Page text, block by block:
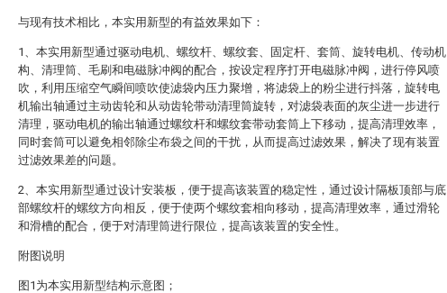
与现有技术相比，本实用新型的有益效果如下：
1、本实用新型通过驱动电机、螺纹杆、螺纹套、固定杆、套筒、旋转电机、传动机
构、清理筒、毛刷和电磁脉冲阀的配合，按设定程序打开电磁脉冲阀，进行停风喷
吹，利用压缩空气瞬间喷吹使滤袋内压力聚增，将滤袋上的粉尘进行抖落，旋转电
机输出轴通过主动齿轮和从动齿轮带动清理筒旋转，对滤袋表面的灰尘进一步进行
清理，驱动电机的输出轴通过螺纹杆和螺纹套带动套筒上下移动，提高清理效率，
同时套筒可以避免相邻除尘布袋之间的干扰，从而提高过滤效果，解决了现有装置
过滤效果差的问题。
2、本实用新型通过设计安装板，便于提高该装置的稳定性，通过设计隔板顶部与底
部螺纹杆的螺纹方向相反，便于使两个螺纹套相向移动，提高清理效率，通过滑轮
和滑槽的配合，便于对清理筒进行限位，提高该装置的安全性。
附图说明
图1为本实用新型结构示意图；